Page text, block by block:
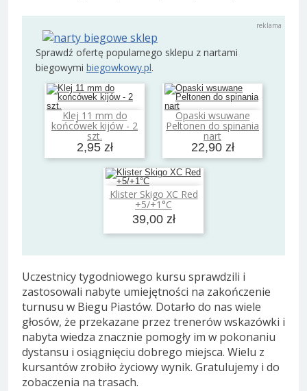
Sprawdź ofertę popularnego sklepu z nartami
biegowymi biegowkowy.pl.
Klej 11 mm do
końcówek kijów - 2
szt.
2,95 zł
Dodaj do koszyka Opaski wsuwane
Peltonen do spinania
nart
22,90 zł
Dodaj do koszyka
Klister Skigo XC Red
+5/+1°C
39,00 zł
Dodaj do koszyka
Uczestnicy tygodniowego kursu sprawdzili i
zastosowali nabyte umiejętności na zakończenie
turnusu w Biegu Piastów. Dotarło do nas wiele
głosów, że przekazane przez trenerów wskazówki i
nabyta wiedza znacznie pomogły im w pokonaniu
dystansu i osiągnięciu dobrego miejsca. Wielu z
kursantów zrobiło życiowy wynik. Gratulujemy i do
zobaczenia na trasach.